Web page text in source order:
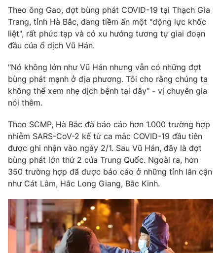
Nhân vật
Khán giả
Điện ảnh
Âm nhạc
Sao
Đời sống
Du lịch
Chất lượng cuộc sống
Giáo dục
Tuyển sinh
Học trực tuyến
Công nghệ
Hitech Công nghệ tương lai
Thị trường
Tư vấn
Giao lưu trực tuyến
Lịch phát sóng
Chuyên mục khác
Emagazine Podcast
Photo Infographic
Video Shorts video
Theo ông Gao, đợt bùng phát COVID-19 tại Thạch Gia
Trang, tỉnh Hà Bắc, đang tiềm ẩn một "động lực khốc
liệt", rất phức tạp và có xu hướng tương tự giai đoạn
đầu của ổ dịch Vũ Hán.
"Nó không lớn như Vũ Hán nhưng vẫn có những đợt
bùng phát mạnh ở địa phương. Tôi cho rằng chúng ta
không thể xem nhẹ dịch bệnh tại đây" - vị chuyên gia
nói thêm.
Theo SCMP, Hà Bắc đã báo cáo hơn 1.000 trường hợp
nhiễm SARS-CoV-2 kể từ ca mắc COVID-19 đầu tiên
được ghi nhận vào ngày 2/1. Sau Vũ Hán, đây là đợt
bùng phát lớn thứ 2 của Trung Quốc. Ngoài ra, hơn
350 trường hợp đã được báo cáo ở những tỉnh lân cận
như Cát Lâm, Hắc Long Giang, Bắc Kinh.